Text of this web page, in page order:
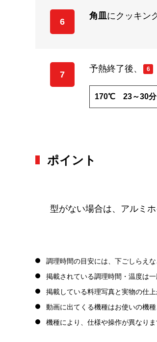
6
角皿にクッキン
7
予熱終了後、 6
170℃ 23～30分
ポイント
型がない場合は、アルミ
調理時間の目安には、下ごしらえな
掲載されている調理時間・温度は
掲載している料理写真と実物の仕
動画に出てくる機種はお使いの機
機種により、仕様や操作が異なり